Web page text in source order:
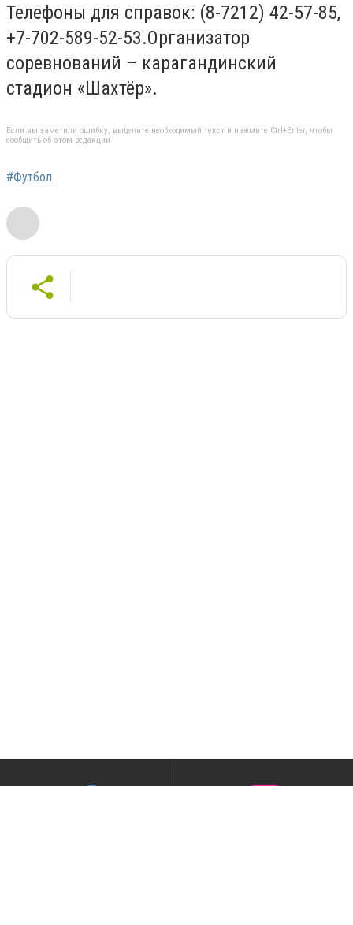
Телефоны для справок: (8-7212) 42-57-85,
+7-702-589-52-53.Организатор
соревнований – карагандинский
стадион «Шахтёр».
Если вы заметили ошибку, выделите необходимый текст и нажмите Ctrl+Enter, чтобы
сообщить об этом редакции
#Футбол